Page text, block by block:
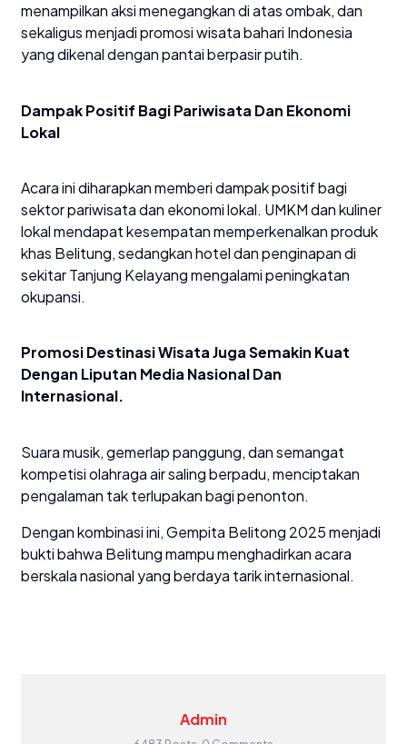
menampilkan aksi menegangkan di atas ombak, dan
sekaligus menjadi promosi wisata bahari Indonesia
yang dikenal dengan pantai berpasir putih.
Dampak Positif Bagi Pariwisata Dan Ekonomi
Lokal
Acara ini diharapkan memberi dampak positif bagi
sektor pariwisata dan ekonomi lokal. UMKM dan kuliner
lokal mendapat kesempatan memperkenalkan produk
khas Belitung, sedangkan hotel dan penginapan di
sekitar Tanjung Kelayang mengalami peningkatan
okupansi.
Promosi Destinasi Wisata Juga Semakin Kuat
Dengan Liputan Media Nasional Dan
Internasional.
Suara musik, gemerlap panggung, dan semangat
kompetisi olahraga air saling berpadu, menciptakan
pengalaman tak terlupakan bagi penonton.
Dengan kombinasi ini, Gempita Belitong 2025 menjadi
bukti bahwa Belitung mampu menghadirkan acara
berskala nasional yang berdaya tarik internasional.
Admin